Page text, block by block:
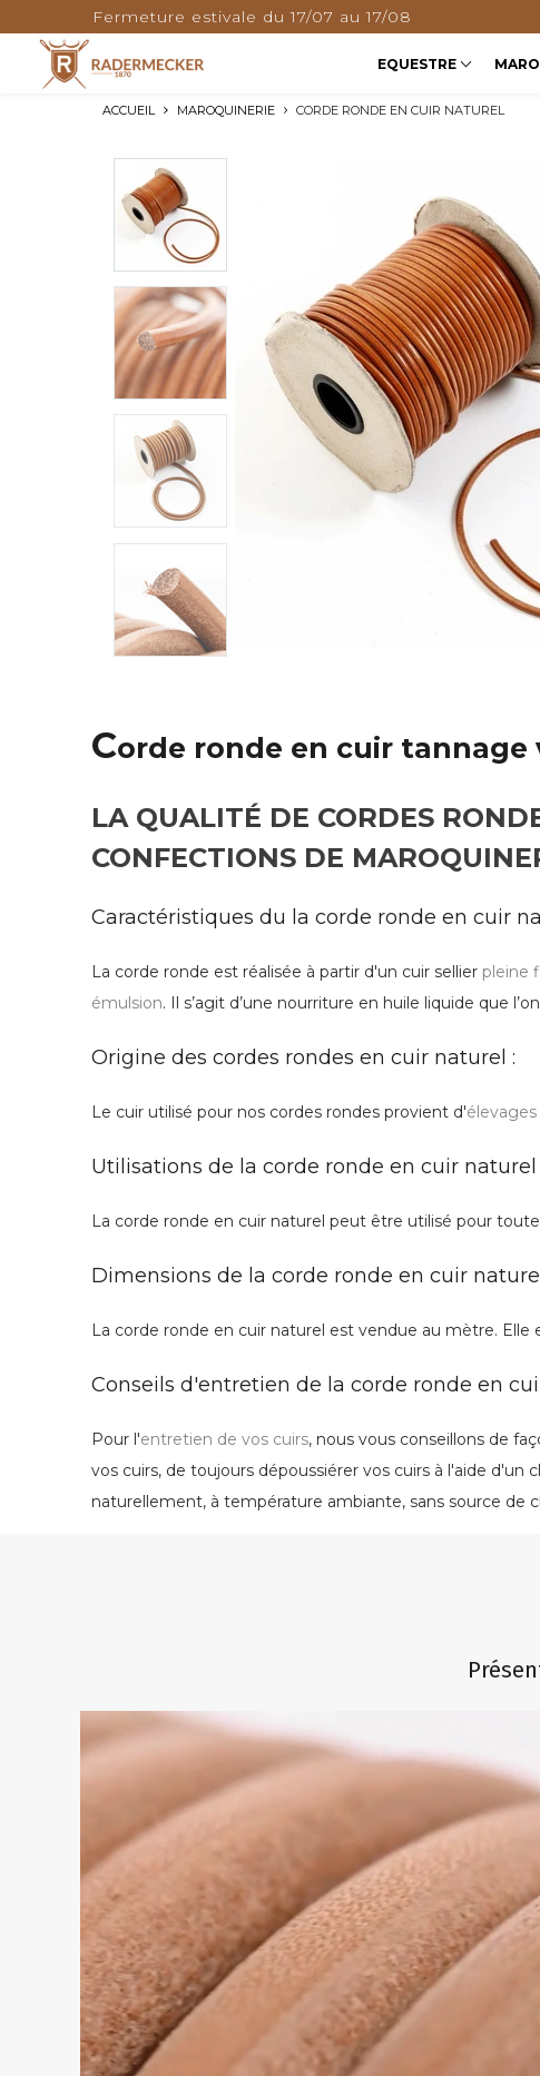
17/07 au 17/08 LIVRAISON
EQUESTRE
ACCUEIL MAROQUINERIE CORDE RONDE EN CUIR NATUREL
Corde ronde en cuir
LA QUALITÉ DE CORDES
CONFECTIONS DE
Caractéristiques du la corde ronde en cuir
La corde ronde est réalisée à partir d'un cuir sellier pleine
émulsion. Il s’agit d’une nourriture en huile liquide que
Origine des cordes rondes en cuir naturel :
Le cuir utilisé pour nos cordes rondes provient d'
Utilisations de la corde ronde en cuir naturel
La corde ronde en cuir naturel peut être utilisé pour
Dimensions de la corde ronde en cuir
La corde ronde en cuir naturel est vendue au mètre.
Conseils d'entretien de la corde ronde en
Pour l'entretien de vos cuirs, nous vous conseillons de
vos cuirs, de toujours dépoussiérer vos cuirs à l'aide
naturellement, à température ambiante, sans source de